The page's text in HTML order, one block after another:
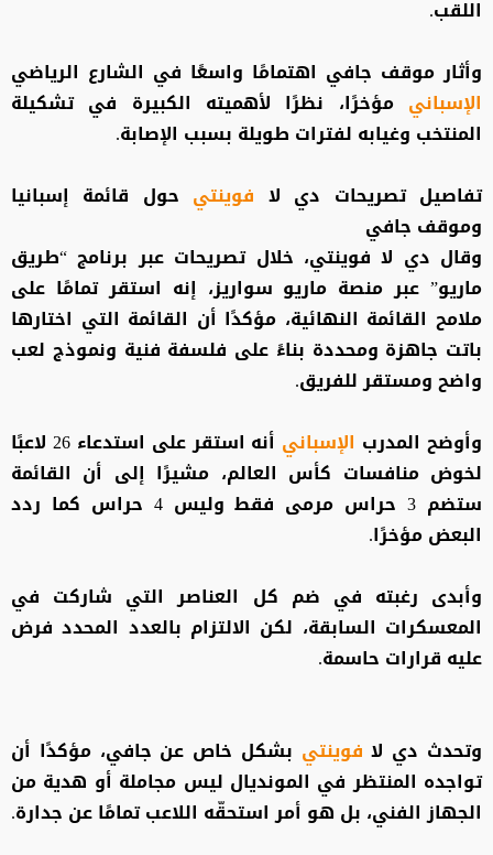
اللقب.
وأثار موقف جافي اهتمامًا واسعًا في الشارع الرياضي
الإسبانيمؤخرًا، نظرًا لأهميته الكبيرة في تشكيلة
المنتخب وغيابه لفترات طويلة بسبب الإصابة.
تفاصيل تصريحات دي لا فوينتي حول قائمة إسبانيا
وموقف جافي
وقال دي لا فوينتي، خلال تصريحات عبر برنامج “طريق
ماريو” عبر منصة ماريو سواريز، إنه استقر تمامًا على
ملامح القائمة النهائية، مؤكدًا أن القائمة التي اختارها
باتت جاهزة ومحددة بناءً على فلسفة فنية ونموذج لعب
واضح ومستقر للفريق.
وأوضح المدرب الإسباني
أنه استقر على استدعاء 26 لاعبًا
لخوض منافسات كأس العالم، مشيرًا إلى أن القائمة
ستضم 3 حراس مرمى فقط وليس 4 حراس كما ردد
البعض مؤخرًا.
وأبدى رغبته في ضم كل العناصر التي شاركت في
المعسكرات السابقة، لكن الالتزام بالعدد المحدد فرض
عليه قرارات حاسمة.
وتحدث دي لافوينتي بشكل خاص عن جافي، مؤكدًا أن
تواجده المنتظر في المونديال ليس مجاملة أو هدية من
الجهاز الفني، بل هو أمر استحقّه اللاعب تمامًا عن جدارة.